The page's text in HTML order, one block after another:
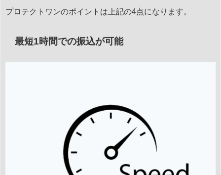
プロテクトワンのポイントは上記の4点になります。
最短1時間での振込が可能